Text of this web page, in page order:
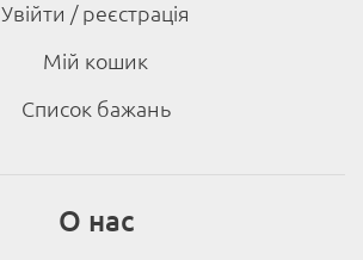
Увійти / реєстрація
Мій кошик
Список бажань
О нас